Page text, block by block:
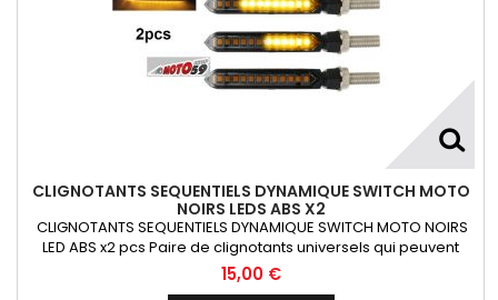
CLIGNOTANTS SEQUENTIELS DYNAMIQUE SWITCH MOTO
NOIRS LEDS ABS X2
CLIGNOTANTS SEQUENTIELS DYNAMIQUE SWITCH MOTO NOIRS
LED ABS x2 pcs Paire de clignotants universels qui peuvent
être adaptables sur toutes motos ou scooters
15,00 €